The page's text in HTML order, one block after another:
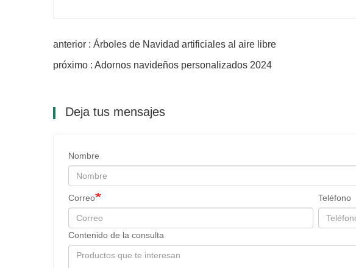
anterior : Árboles de Navidad artificiales al aire libre
próximo : Adornos navideños personalizados 2024
Deja tus mensajes
Nombre
Correo Teléfono
Contenido de la consulta